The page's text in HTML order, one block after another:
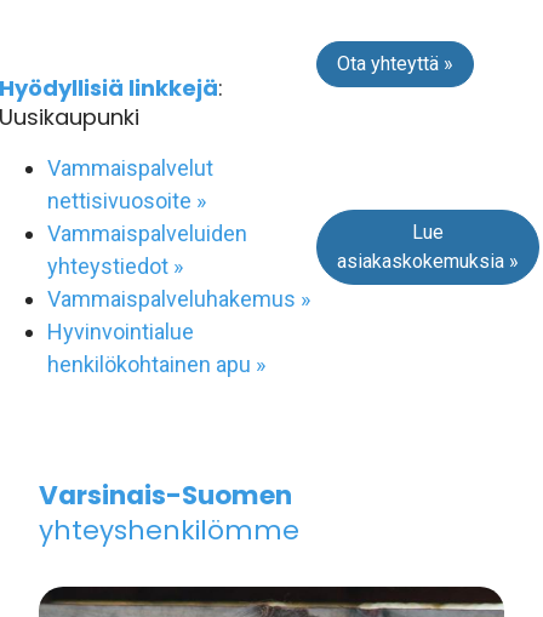
linkkejä:
Vammaispalvelut
nettisivuosoite »
Vammaispalveluiden
yhteystiedot »
Vammaispalveluhakemus »
Hyvinvointialue
henkilökohtainen apu »
Ota yhteyttä »
Lue
asiakaskokemuksia »
Varsinais-Suomen
yhteyshenkilömme